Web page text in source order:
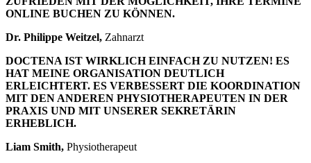
ONLINE BUCHEN ZU KÖNNEN.
Dr. Philippe Weitzel, Zahnarzt
DOCTENA IST WIRKLICH EINFACH ZU NUTZEN! ES
HAT MEINE ORGANISATION DEUTLICH
ERLEICHTERT. ES VERBESSERT DIE KOORDINATION
MIT DEN ANDEREN PHYSIOTHERAPEUTEN IN DER
PRAXIS UND MIT UNSERER SEKRETÄRIN
ERHEBLICH.
Liam Smith, Physiotherapeut